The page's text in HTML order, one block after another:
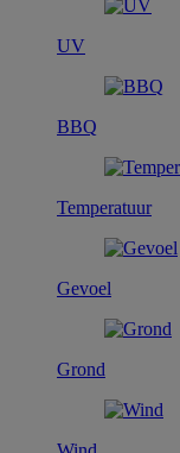
UV
BBQ
Temperatuur
Gevoel
Grond